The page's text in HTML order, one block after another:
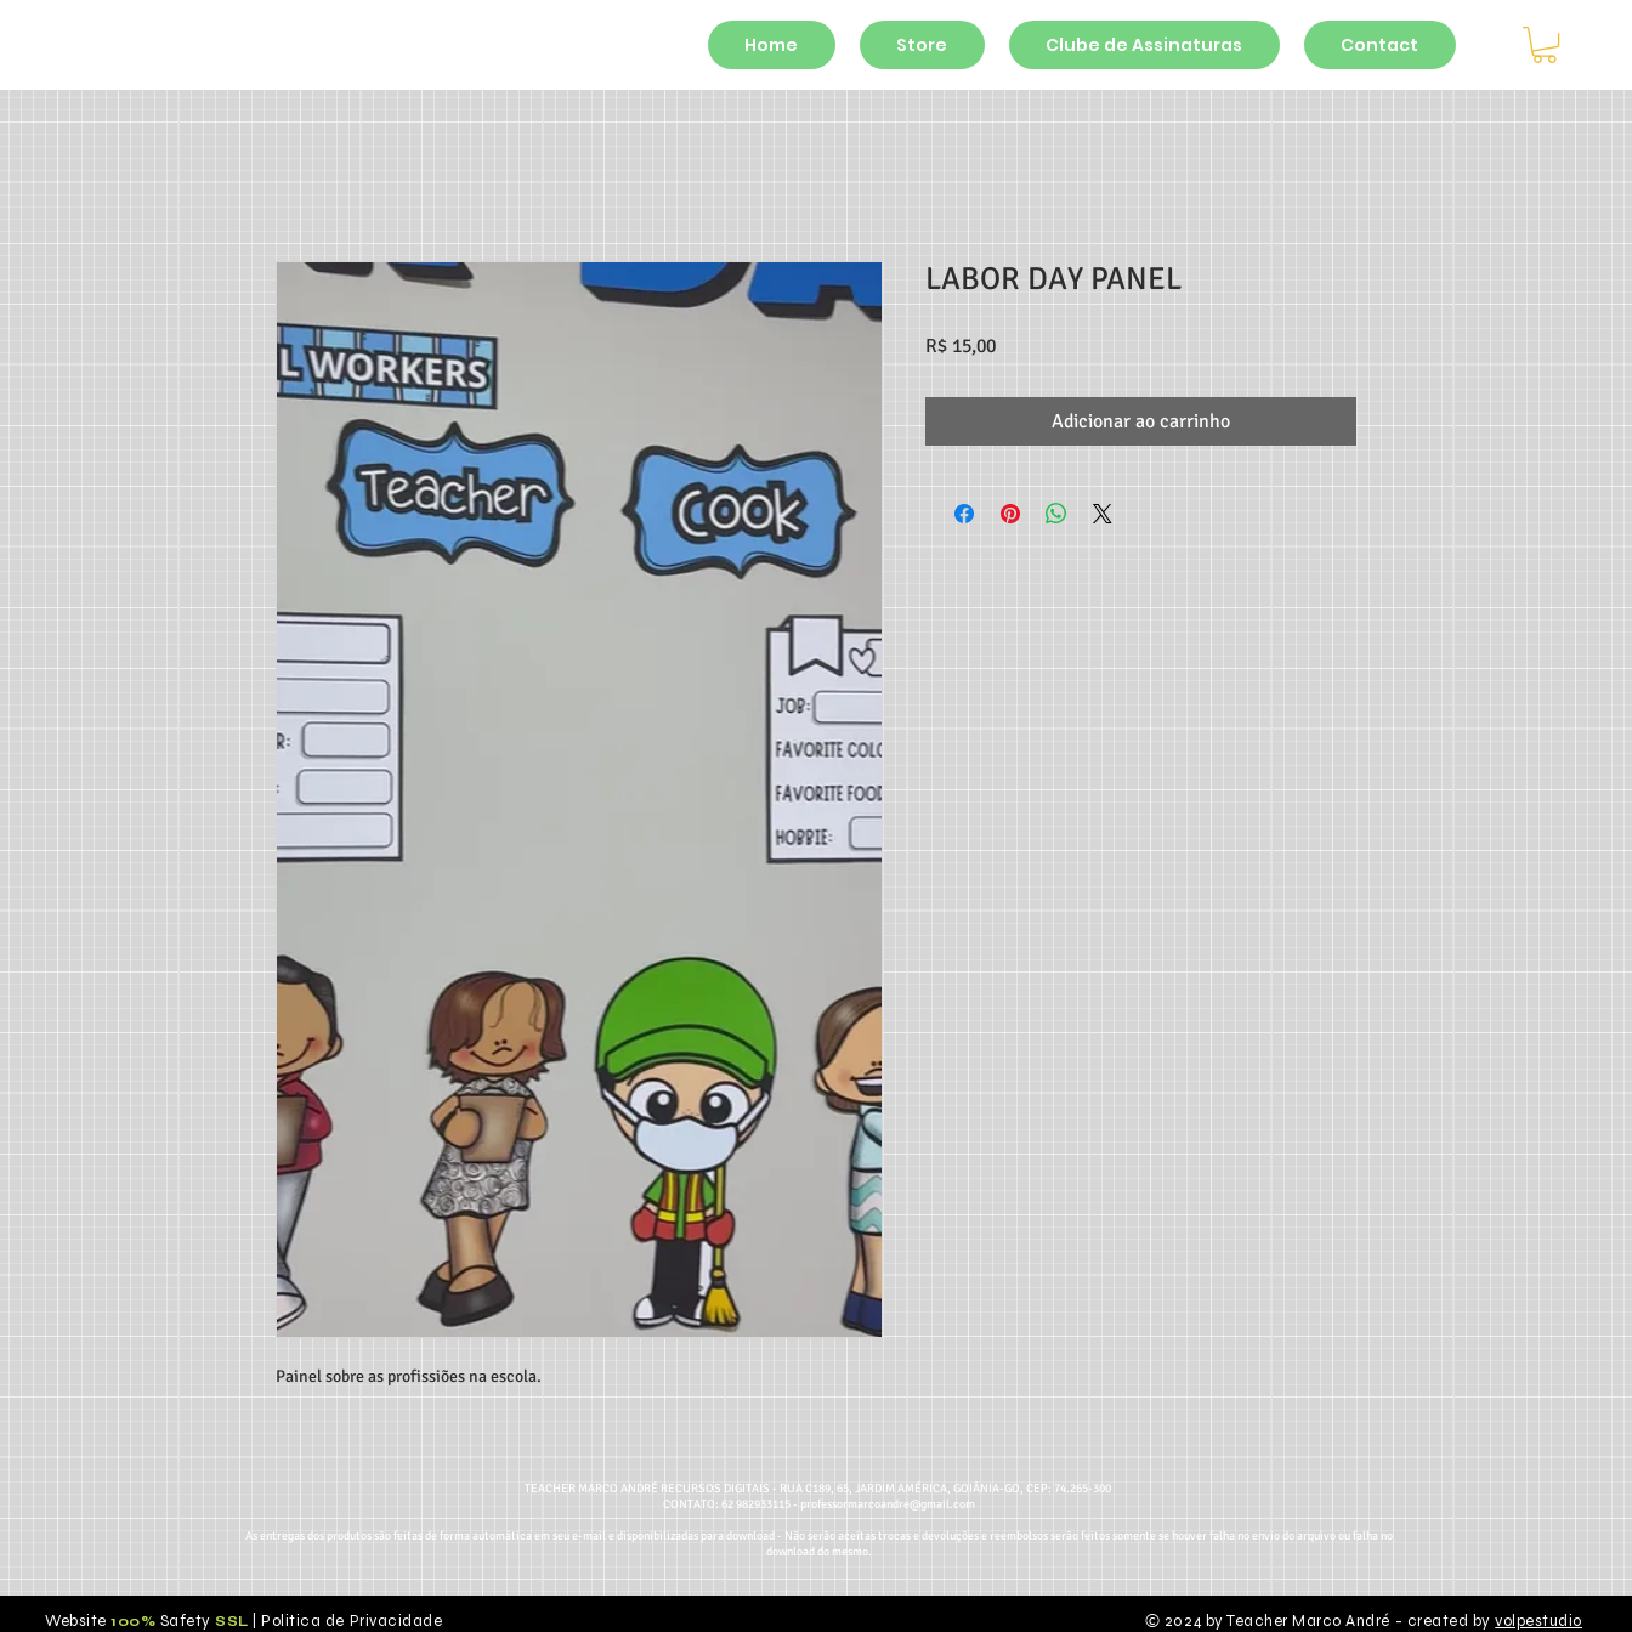
Home Store Clube de Assinaturas Contact
Painel sobre as profissiões na escola.
LABOR DAY PANEL
R$ 15,00Preço
Adicionar ao carrinho
TEACHER MARCO ANDRÉ RECURSOS DIGITAIS - RUA C189, 65, JARDIM AMÉRICA, GOIÂNIA-GO, CEP: 74.265-300
CONTATO: 62 982933115 - professormarcoandre@gmail.com
As entregas dos produtos são feitas de forma automática em seu e-mail e disponibilizadas para download - Não serão aceitas trocas e devoluções e reembolsos serão feitos somente se houver falha no envio do arquivo ou falha no
download do mesmo.
Website100% SafetySSL |Politica de Privacidade © 2024 by Teacher Marco André - created byvolpestudio